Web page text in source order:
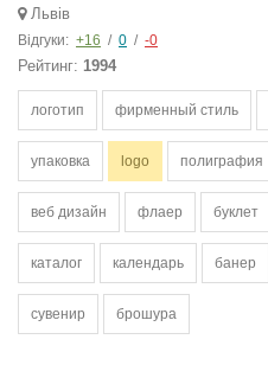
Львів
Відгуки: +16 / 0 / -0
Рейтинг: 1994
логотип фирменный стиль
упаковка logo полиграфия
веб дизайн флаер буклет
каталог календарь банер
сувенир брошура